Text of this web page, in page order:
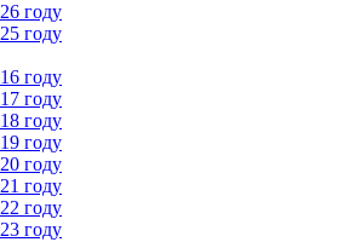
году
году
году
году
году
году
году
году
году
году